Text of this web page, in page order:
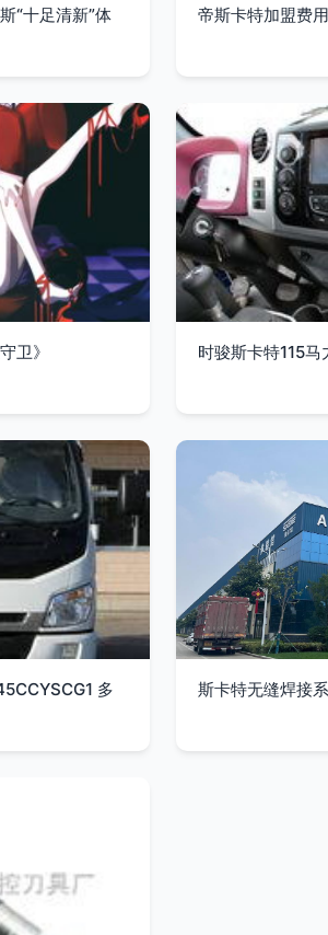
“十足清新”体
帝斯卡特加盟费
卫》 时骏斯卡特115
多
斯卡特无缝焊接